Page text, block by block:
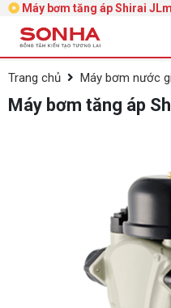
Máy bơm tăng áp Shirai
Trang chủ Máy bơm nước
Máy bơm tăng áp